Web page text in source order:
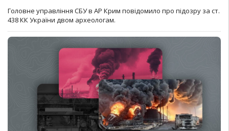
Головне управління СБУ в АР Крим повідомило про підозру за ст.
438 КК України двом археологам.